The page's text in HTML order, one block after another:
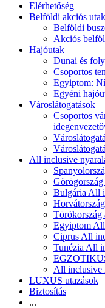
Elérhetőség
Belföldi akciós utak
Belföldi
Akciós
Hajóutak
Dunai és
Csoportos
Egyiptom:
Egyéni
Városlátogatások
Csoportos
All inclusive
Bulgária All
Egyiptom
Ciprus All
Tunézia All
All inclusive
LUXUS utazások
Biztosítás
...